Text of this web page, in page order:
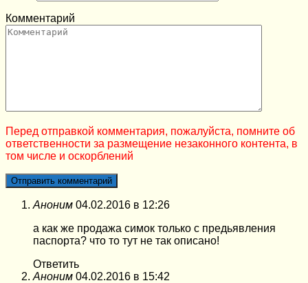
Комментарий
Перед отправкой комментария, пожалуйста, помните об
ответственности за размещение незаконного контента, в
том числе и оскорблений
Аноним 04.02.2016 в 12:26
а как же продажа симок только с предьявления
паспорта? что то тут не так описано!
Ответить
Аноним 04.02.2016 в 15:42